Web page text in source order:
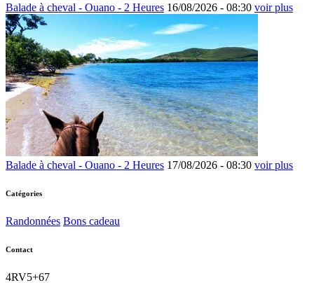
Balade à cheval - Ouano - 2 Heures 16/08/2026 - 08:30 voir plus
Balade à cheval - Ouano - 2 Heures 17/08/2026 - 08:30 voir plus
Catégories
Randonnées Bons cadeau
Contact
4RV5+67